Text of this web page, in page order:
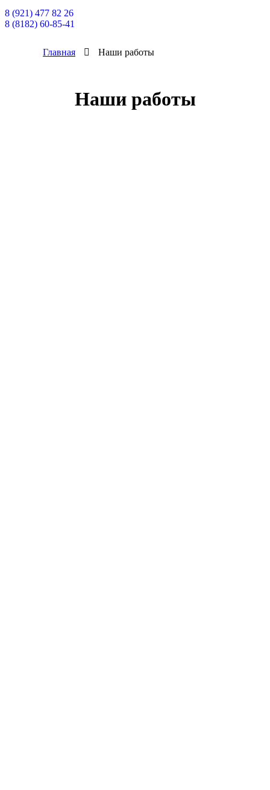
8 (921) 477 82 26
8 (8182) 60-85-41
Главная Наши работы
Наши работы